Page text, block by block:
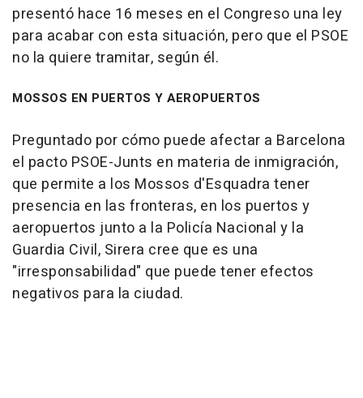
presentó hace 16 meses en el Congreso una ley
para acabar con esta situación, pero que el PSOE
no la quiere tramitar, según él.
MOSSOS EN PUERTOS Y AEROPUERTOS
Preguntado por cómo puede afectar a Barcelona
el pacto PSOE-Junts en materia de inmigración,
que permite a los Mossos d'Esquadra tener
presencia en las fronteras, en los puertos y
aeropuertos junto a la Policía Nacional y la
Guardia Civil, Sirera cree que es una
"irresponsabilidad" que puede tener efectos
negativos para la ciudad.